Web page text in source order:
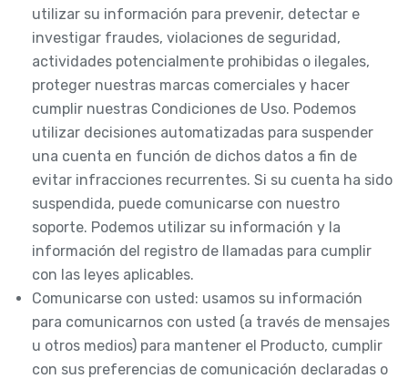
utilizar su información para prevenir, detectar e
investigar fraudes, violaciones de seguridad,
actividades potencialmente prohibidas o ilegales,
proteger nuestras marcas comerciales y hacer
cumplir nuestras Condiciones de Uso. Podemos
utilizar decisiones automatizadas para suspender
una cuenta en función de dichos datos a fin de
evitar infracciones recurrentes. Si su cuenta ha sido
suspendida, puede comunicarse con nuestro
soporte. Podemos utilizar su información y la
información del registro de llamadas para cumplir
con las leyes aplicables.
Comunicarse con usted: usamos su información
para comunicarnos con usted (a través de mensajes
u otros medios) para mantener el Producto, cumplir
con sus preferencias de comunicación declaradas o